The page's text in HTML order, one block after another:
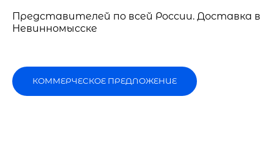
Представителей по всей России. Доставка в
Невинномысске
КОММЕРЧЕСКОЕ ПРЕДЛОЖЕНИЕ